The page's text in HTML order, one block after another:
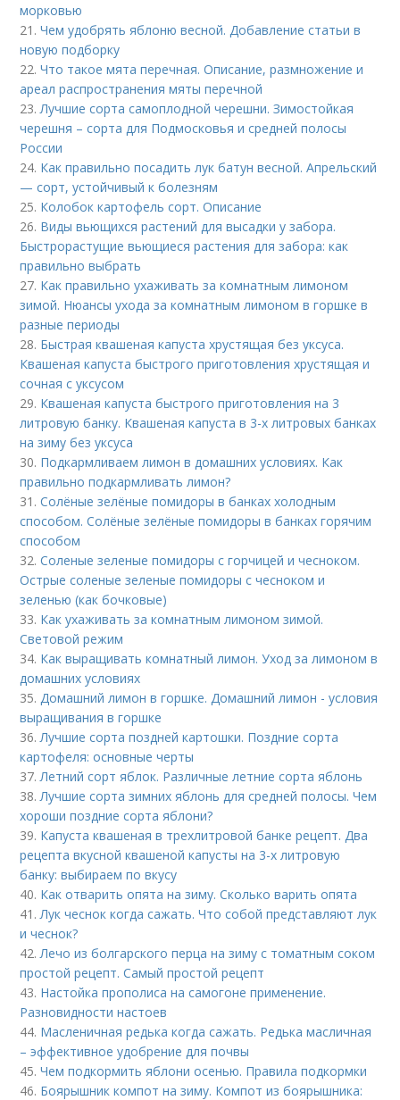
морковью
21.Чем удобрять яблоню весной. Добавление статьи в
новую подборку
22.Что такое мята перечная. Описание, размножение и
ареал распространения мяты перечной
23. Лучшие сорта самоплодной черешни. Зимостойкая
черешня – сорта для Подмосковья и средней полосы
России
24. Как правильно посадить лук батун весной. Апрельский
— сорт, устойчивый к болезням
25. Колобок картофель сорт. Описание
26. Виды вьющихся растений для высадки у забора.
Быстрорастущие вьющиеся растения для забора: как
правильно выбрать
27. Как правильно ухаживать за комнатным лимоном
зимой. Нюансы ухода за комнатным лимоном в горшке в
разные периоды
28. Быстрая квашеная капуста хрустящая без уксуса.
Квашеная капуста быстрого приготовления хрустящая и
сочная с уксусом
29. Квашеная капуста быстрого приготовления на 3
литровую банку. Квашеная капуста в 3-х литровых банках
на зиму без уксуса
30. Подкармливаем лимон в домашних условиях. Как
правильно подкармливать лимон?
31.Солёные зелёные помидоры в банках холодным
способом. Солёные зелёные помидоры в банках горячим
способом
32.Соленые зеленые помидоры с горчицей и чесноком.
Острые соленые зеленые помидоры с чесноком и
зеленью (как бочковые)
33. Как ухаживать за комнатным лимоном зимой.
Световой режим
34. Как выращивать комнатный лимон. Уход за лимоном в
домашних условиях
35. Домашний лимон в горшке. Домашний лимон - условия
выращивания в горшке
36. Лучшие сорта поздней картошки. Поздние сорта
картофеля: основные черты
37. Летний сорт яблок. Различные летние сорта яблонь
38. Лучшие сорта зимних яблонь для средней полосы. Чем
хороши поздние сорта яблони?
39. Капуста квашеная в трехлитровой банке рецепт. Два
рецепта вкусной квашеной капусты на 3-х литровую
банку: выбираем по вкусу
40. Как отварить опята на зиму. Сколько варить опята
41. Лук чеснок когда сажать. Что собой представляют лук
и чеснок?
42. Лечо из болгарского перца на зиму с томатным соком
простой рецепт. Самый простой рецепт
43. Настойка прополиса на самогоне применение.
Разновидности настоев
44. Масленичная редька когда сажать. Редька масличная
– эффективное удобрение для почвы
45.Чем подкормить яблони осенью. Правила подкормки
46. Боярышник компот на зиму. Компот из боярышника: